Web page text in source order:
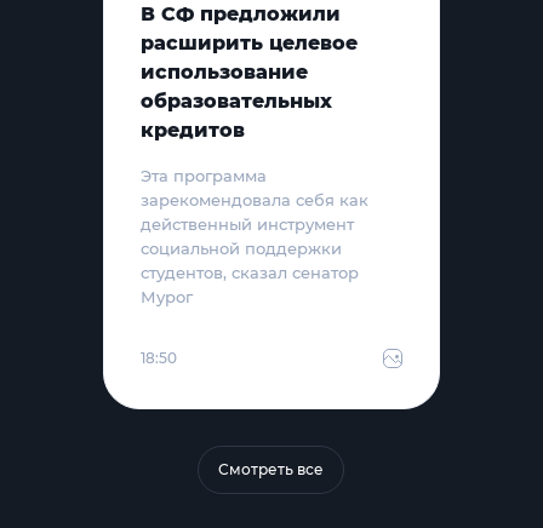
В СФ предложили
расширить целевое
использование
образовательных
кредитов
Эта программа
зарекомендовала себя как
действенный инструмент
социальной поддержки
студентов, сказал сенатор
Мурог
18:50
Смотреть все